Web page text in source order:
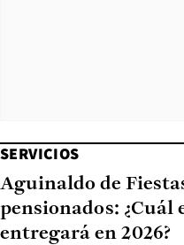
SERVICIOS
Aguinaldo de
pensionados: ¿Cuál
entregará en 2026?